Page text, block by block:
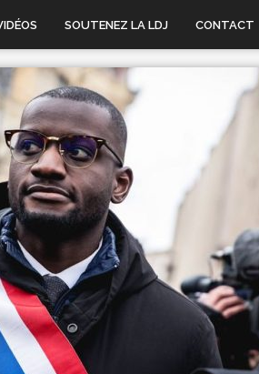
SOUTENEZ LA LDJ CONTACT